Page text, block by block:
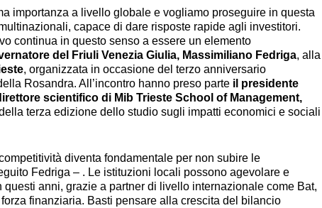
importanza a livello globale e vogliamo proseguire in questa
capace di dare risposte rapide agli investitori.
continua in questo senso a essere un elemento
del Friuli Venezia Giulia, Massimiliano Fedriga, alla
, organizzata in occasione del terzo anniversario
Rosandra. All’incontro hanno preso parte il presidente
scientifico di Mib Trieste School of Management,
terza edizione dello studio sugli impatti economici e sociali
diventa fondamentale per non subire le
Fedriga – . Le istituzioni locali possono agevolare e
anni, grazie a partner di livello internazionale come Bat,
finanziaria. Basti pensare alla crescita del bilancio